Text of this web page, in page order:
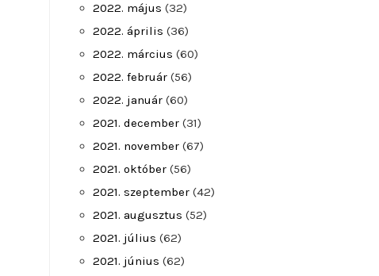
2022. május (32)
2022. április (36)
2022. március (60)
2022. február (56)
2022. január (60)
2021. december (31)
2021. november (67)
2021. október (56)
2021. szeptember (42)
2021. augusztus (52)
2021. július (62)
2021. június (62)